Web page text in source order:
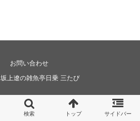
お問い合わせ
坂上遼の雑魚亭日乗 三たび